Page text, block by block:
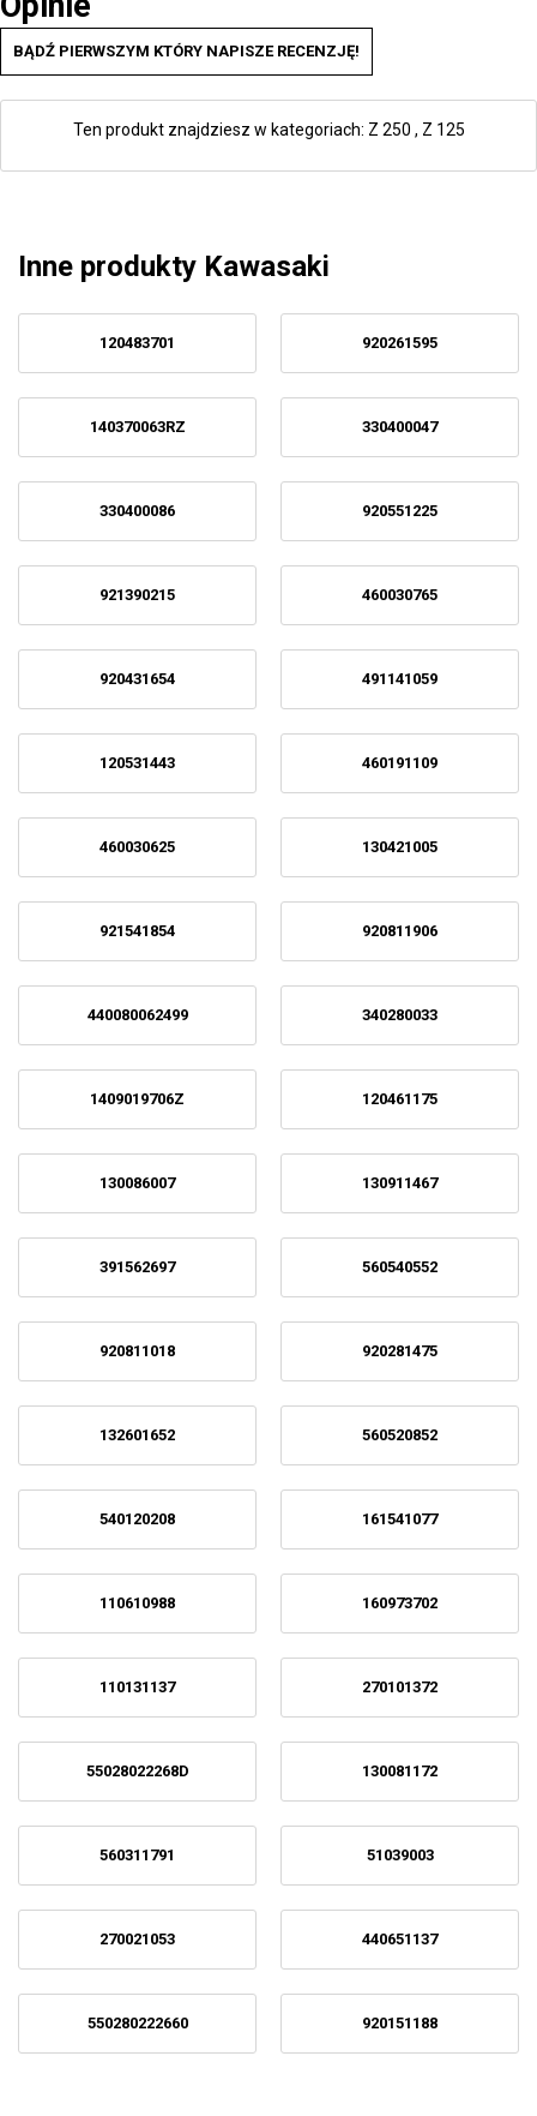
BĄDŹ PIERWSZYM KTÓRY NAPISZE RECENZJĘ!
Ten produkt znajdziesz w kategoriach: Z 250 , Z 125
Inne produkty Kawasaki
120483701 920261595
140370063RZ 330400047
330400086 920551225
921390215 460030765
920431654 491141059
120531443 460191109
460030625 130421005
921541854 920811906
440080062499 340280033
1409019706Z 120461175
130086007 130911467
391562697 560540552
920811018 920281475
132601652 560520852
540120208 161541077
110610988 160973702
110131137 270101372
55028022268D 130081172
560311791 51039003
270021053 440651137
550280222660 920151188